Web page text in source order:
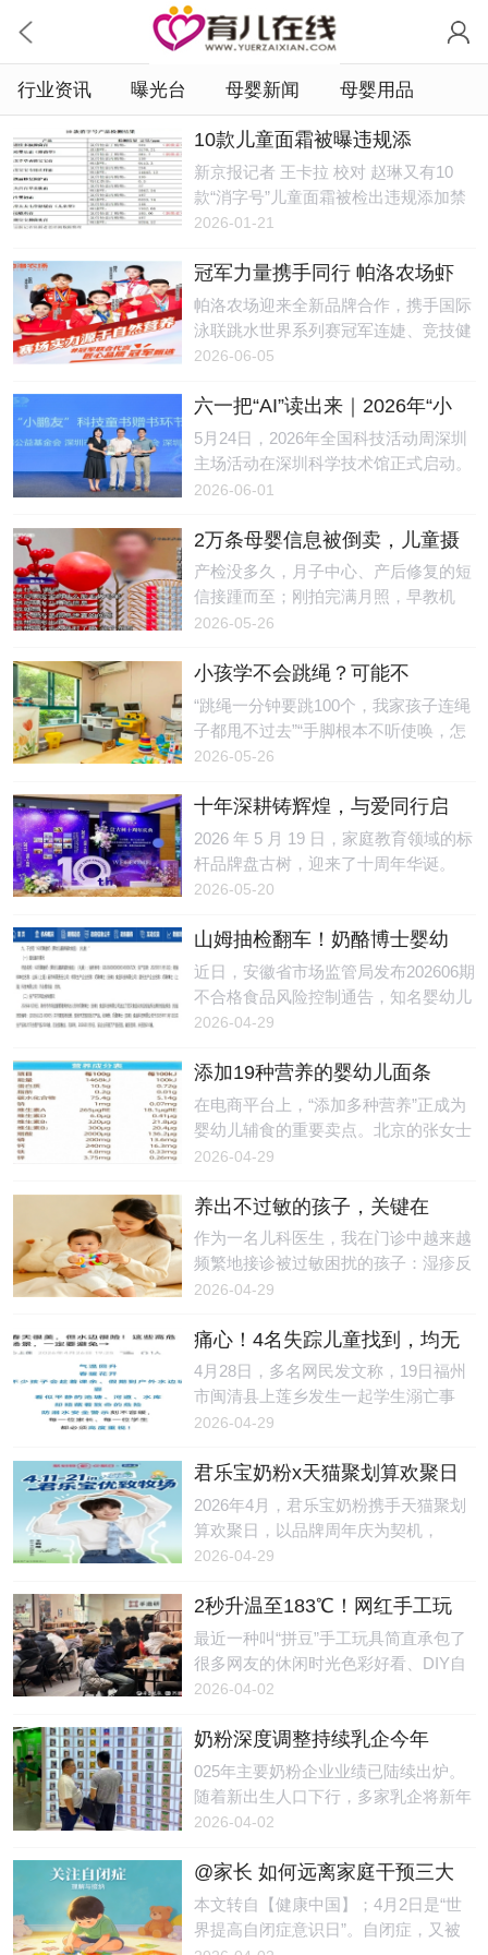
行业资讯 曝光台 母婴新闻 母婴用品
10款儿童面霜被曝违规添
加，“检出禁用激素甚至兽药成
分”
新京报记者 王卡拉 校对 赵琳又有10
款“消字号”儿童面霜被检出违规添加禁
用激素甚至兽药成分。测评博主“老爸
15日在新浪微博发布了上述结果。1月
16日，“这些儿童面霜千万别给宝宝
用”的话题冲上热搜。新京报记者发
现，多个涉事企业都曾被监管部门处
销，但购物平台上仍有部分产品在售。
2021年，“消字号”产品“益芙灵多效特护
抑菌霜”违法添加激素导致婴儿变“大头
娃娃”事件引发公众及监管部门等高度
关注，尽管近年来监管力度不断加大，
2026-01-21
冠军力量携手同行 帕洛农场虾
青素鸡蛋打造品质好蛋
帕洛农场迎来全新品牌合作，携手国际
泳联跳水世界系列赛冠军连婕、竞技健
美操世界杯冠军陶绪、跆拳道世锦赛冠
体操冠军张婧彧达成战略合作。结合专
业运动健康理念，助力国民膳食优化，
促进功能农业与运动健康领域携手发
展。图一: 国际泳联跳水世界系列赛冠
绪图三：跆拳道世锦赛冠军魏梦月
冠军严选：专业眼光印证产品品质
此次签约的五位运动员，分别来自跳
水、健美操、跆拳道、速度滑冰、艺术
体操五大高强度运动项目。长期高密度
2026-06-05
六一把“AI”读出来｜2026年“小
鹏友科技书单”正式发布
5月24日，2026年全国科技活动周深圳
主场活动在深圳科学技术馆正式启动。
活动现场，小鹏公益联合深圳市爱阅公
布“小鹏友科技书单”，并向馆方捐赠了
全套入选图书，在科技馆内设立常
驻“科技阅读角”，为孩子们打造了一方
探索科学的阅读天地。深圳市科协党组
会副主席石兴中，以及全市各区科协与
科技部门负责人、市级科普基地及市属
学会代表、学校师生等200余人共同见
证了这一时刻。从“生态”到“科技”：一
份书单的五年进化“小鹏友科技书单”的
2026-06-01
2万条母婴信息被倒卖，儿童摄
影店主获刑！起底围猎母婴隐
私的黑色产业链
产检没多久，月子中心、产后修复的短
信接踵而至；刚拍完满月照，早教机
构、家政服务的电话轮番轰炸……这
父母。有人或许以为，这只是“大数据
营销”，殊不知，这种精准骚扰背后可
能隐藏着一条将个人信息明码标价的黑
色产业链。近日，济南市槐荫区人民法
关于儿童摄影店老板非法收集、出售客
户信息的刑事案件，此案再次引发公众
对母婴信息泄露的关注。倒卖2万余条
客户信息摄影店主非法牟利获刑案情显
示，赵某是一家儿童摄影店的老板。
2026-05-26
小孩学不会跳绳？可能不
是“笨”，而是感统失调！苏州感
统训练指南来了
“跳绳一分钟要跳100个，我家孩子连绳
子都甩不过去”“手脚根本不听使唤，怎
么教都学不会”——每到开学季的体能
家长的朋友圈。为什么别的孩子轻松就
能连跳几十个，自家孩子却像“手脚分
家”一样？问题的根源可能不在“练得不
够”，而在大脑对身体信号的整合出了
感统失调？感觉统合（简称“感统”），
各感官传来的信息进行整理、分析和处
理，并指挥身体做出适应性反应的能
力。当这套系统运转不畅时，孩子就会
2026-05-26
十年深耕铸辉煌，与爱同行启
新章——盘古树十周年庆典圆
满举行
2026 年 5 月 19 日，家庭教育领域的标
杆品牌盘古树，迎来了十周年华诞。
以“十年深耕，与爱同行 ”为主题的十周
全国各大名校、知名企业、合作机构等
逾 500位各界名流嘉宾齐聚一堂，共同
见证这一里程碑式的荣耀时刻，为盘古
树十年深耕家庭教育的非凡成就而喝
实力，立行业标杆十年，足以让一颗种
在时光的淬炼中，成长为一个行业的标
杆。盘古树，作为广东广播电视台指定
的家庭教育基地，自创立之初，便肩负
2026-05-20
山姆抽检翻车！奶酪博士婴幼
儿辅食总钠不合格，2589盒已
流入市场
近日，安徽省市场监管局发布202606期
不合格食品风险控制通告，知名婴幼儿
辅食品牌奶酪博士旗下一款婴幼儿罐装
（上海）超市有限责任公司抽检检出，
总钠指标未达标准，婴幼儿食品安全风
险引发社会广泛关注。通告明确，此次
不合格产品为“A2奶酪酸奶（婴幼儿罐
（安徽）食品科技有限公司生产、奶酪
博士（上海）科技有限公司（以下简
称“奶酪博士”）委托代工，生产日期为
2025年11月12日，被抽样单位为山姆
（上海）超市有限责任公司，核心不合
2026-04-29
添加19种营养的婴幼儿面条
是“智商税”？专家：非普遍必
需，少量补充也有意义
在电商平台上，“添加多种营养”正成为
婴幼儿辅食的重要卖点。北京的张女士
（化姓）在选购婴幼儿面条时发现，不
签，从维生素A、B、D，到钙、铁、
锌，再到DHA、益生元，产品标签上的
营养成分越来越丰富。但张女士了解
过，上述成分中，如维生素B具有较强
性，经过高温煮制后，可能会发生损
耗、氧化等现象。这让她产生疑问：在
煮过之后，诸如维生素、DHA等营养成
分，还能被孩子们吃到吗？所谓的“营
养面条”，会是“智商税”吗？食品研发工
2026-04-29
养出不过敏的孩子，关键在
于“平衡”
作为一名儿科医生，我在门诊中越来越
频繁地接诊被过敏困扰的孩子：湿疹反
复发作让孩子夜晚难以安睡，食物过敏
频繁发作导致孩子运动受限，尤其是最
近春暖花开，不少孩子被过敏性鼻炎缠
上，喷嚏不断、眼睛红肿，影响日常生
活。调查显示，儿童过敏性疾病的发病
例，1990年至2010年的20年间，其发
病率每10年增长约50%。但值得欣慰的
是，越来越多的研究表明，过敏并非完
全由基因决定，生命早期的环境因素，
在过敏的发生发展中起着关键作用。不
2026-04-29
痛心！4名失踪儿童找到，均无
生命体征
4月28日，多名网民发文称，19日福州
市闽清县上莲乡发生一起学生溺亡事
故。红星新闻记者从闽清县委宣传部获
日），有4名儿童私自前往自然水域游
泳，不幸溺亡。另据极目新闻消息：28
日晚，闽清县权威部门一名工作人员告
诉记者，4月19日19时许，闽清县上莲
安、应急等部门第一时间介入开展搜寻
工作，当地也组织了干部、群众加入搜
寻。当天20时33分许，到次日凌晨0时
25分许，先后在上莲乡某村庄一处溪水
内捞起4名失踪儿童，均无生命体征。
2026-04-29
君乐宝奶粉x天猫聚划算欢聚日
圆满收官，引爆亲子户外新浪
潮
2026年4月，君乐宝奶粉携手天猫聚划
算欢聚日，以品牌周年庆为契机，
以“放风山野 宝护成长”为主题，成功举
达人种草以及品牌溯源的春日营销盛
事。活动期间，君乐宝奶粉不仅实现了
销售与声量的双向爆发，更在新生代父
母群体中，深度传递了“脑体双优”的科
题春季育儿痛点随着“户外遛娃”成为新
的探索欲与换季敏感期的健康隐患，成
为家长们的核心焦虑。君乐宝敏锐地捕
捉到这一需求，以“把自己还给山野，
2026-04-29
2秒升温至183℃！网红手工玩
具暗藏风险，有女孩被烧伤
最近一种叫“拼豆”手工玩具简直承包了
很多网友的休闲时光色彩好看、DIY自
由、做完超有成就感学生党、年轻人更
到看起来可可爱爱的手工玩具背后藏着
致命危险前不久一段视频在网上引发关
注↓↓↓REC画面中：一名小女孩在家
玩“拼豆”时，配套使用的小熨斗突然漏
电源，但手部仍不幸被烧伤。小熨斗突
看似可爱的玩具究竟隐藏着怎样的使用
风险？近日宁波市镇海区消防救援局联
2026-04-02
奶粉深度调整持续乳企今年
要“抢份额”，营养品同质化竞争
待解
025年主要奶粉企业业绩已陆续出炉。
随着新出生人口下行，多家乳企将新年
任务定为“抢份额”，市场集中度面临进
速布局营养品赛道，同质化竞争的问题
随之显现。新年目标：抢份额“今年新
年誓师大会的主题就是‘狭路相逢勇者
胜’。”一家国内奶粉企业负责人告诉记
2026-04-02
@家长 如何远离家庭干预三大
常见误区｜世界提高自闭症意
识日
本文转自【健康中国】；4月2日是“世
界提高自闭症意识日”。自闭症，又被